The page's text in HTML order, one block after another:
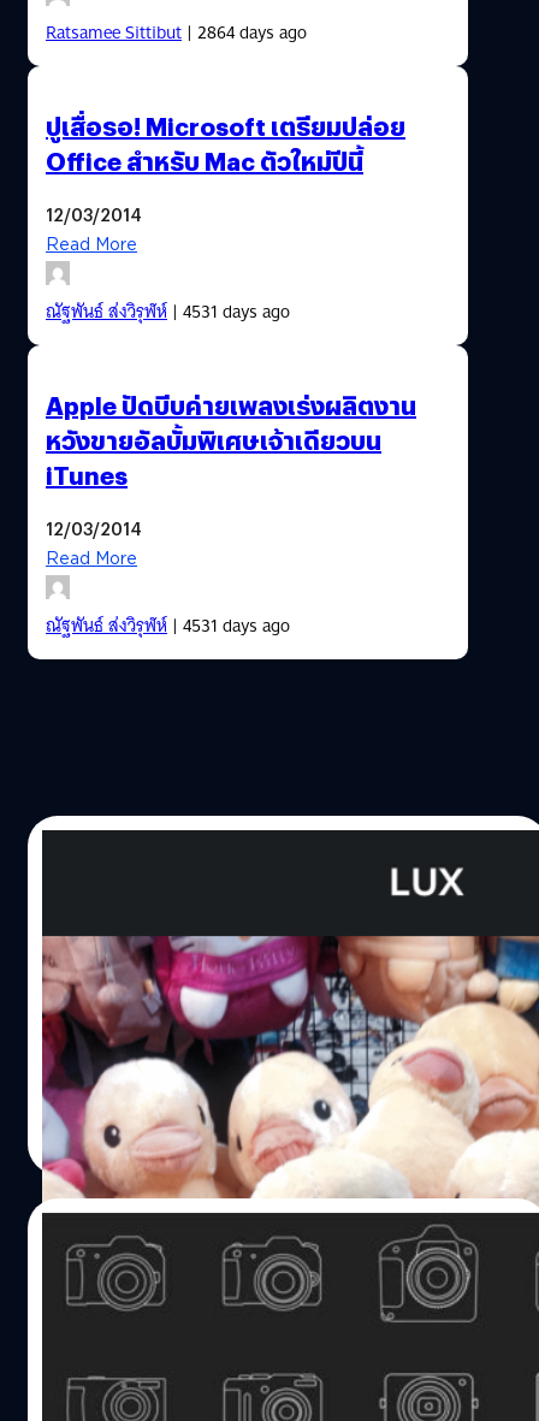
Ratsamee Sittibut| 2864 days ago
ปูเสื่อรอ! Microsoft เตรียมปล่อย
Office สำหรับ Mac ตัวใหม่ปีนี้
12/03/2014
Read More
ณัฐพันธ์ ส่งวิรุฬห์| 4531 days ago
Apple ปัดบีบค่ายเพลงเร่งผลิตงาน
หวังขายอัลบั้มพิเศษเจ้าเดียวบน
iTunes
12/03/2014
Read More
ณัฐพันธ์ ส่งวิรุฬห์| 4531 days ago
อินสตาแกรมปล่อยอัพเดตบน iOS ปรับความ
สว่างได้แล้ว
instagram เปิดให้ผู้ใช้งานในระบบ iOS สามารถอัพเดตเป็น
เวอร์ชั่น 5.0.6 ได้แล้ว โดยเพิ่มความสามารถในการปรับระดับ
ความสว่างได้เอง
ณัฐพันธ์ ส่งวิรุฬห์| 4531 days ago
Read More
อัพเกรดบ้าง! Yahoo ปรับโฉม Flickr แสดงผล
รูปละเอียดยิบ
Yahoo เตรียมอัพเกรดเว็บไซต์ Flickr โดยแสดงผลภาพถ่าย
โดยระบุชนิดของอุปกรณ์ที่ใช้ถ่าย ไม่ว่าจะเป็น DSLR, กล้อง